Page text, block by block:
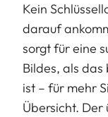
Kein
darauf
sorgt für eine
Bildes, als
ist – für mehr
Übersicht. Der